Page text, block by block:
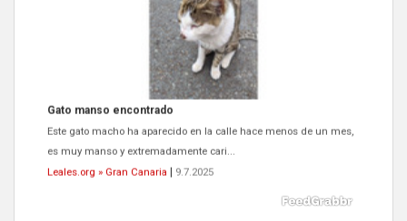
Gato manso encontrado
Este gato macho ha aparecido en la calle hace menos de un mes,
es muy manso y extremadamente cari...
Leales.org » Gran Canaria | 9.7.2025